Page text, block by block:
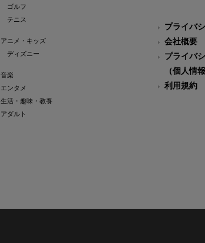
ゴルフ
テニス
アニメ・キッズ
ディズニー
音楽
エンタメ
生活・趣味・教養
アダルト
プライバ
会社概要
プライバ
（個人情
利用規約